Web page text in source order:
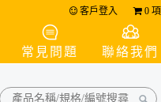
客戶登入 0 項
常見問題 聯絡我們